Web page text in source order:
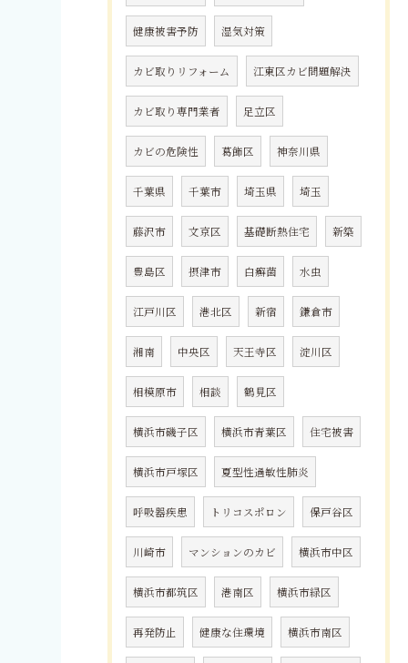
健康被害予防 湿気対策
カビ取りリフォーム 江東区カビ問題解決
カビ取り専門業者 足立区
カビの危険性 葛飾区 神奈川県
千葉県 千葉市 埼玉県 埼玉
藤沢市 文京区 基礎断熱住宅 新築
豊島区 摂津市 白癬菌 水虫
江戸川区 港北区 新宿 鎌倉市
湘南 中央区 天王寺区 淀川区
相模原市 相談 鶴見区
横浜市磯子区 横浜市青葉区 住宅被害
横浜市戸塚区 夏型性過敏性肺炎
呼吸器疾患 トリコスポロン 保戸谷区
川崎市 マンションのカビ 横浜市中区
横浜市都筑区 港南区 横浜市緑区
再発防止 健康な住環境 横浜市南区